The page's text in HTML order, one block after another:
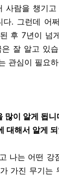
사람을 챙기
다. 그런데 어
후 7년이 넘
잘 알고 있
관심이 필요
많이 알게 됩
대해서 알게
나는 어떤
가진 무기는